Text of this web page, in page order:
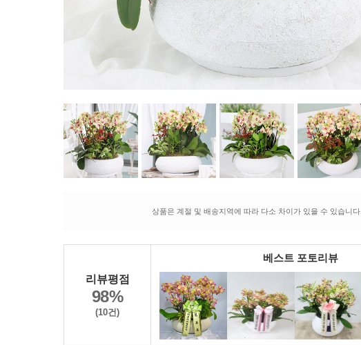
상품은 계절 및 배송지역에 따라 다소 차이가 있을 수 있습니다.
리뷰평점
98%
(10건)
베스트 포토리뷰